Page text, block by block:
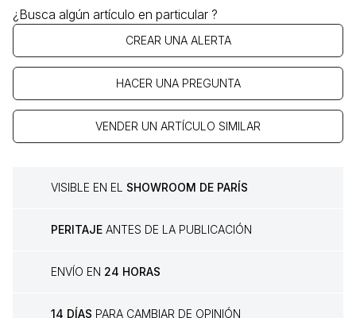
¿Busca algún artículo en particular ?
CREAR UNA ALERTA
HACER UNA PREGUNTA
VENDER UN ARTÍCULO SIMILAR
VISIBLE EN EL SHOWROOM DE PARÍS
PERITAJE ANTES DE LA PUBLICACIÓN
ENVÍO EN 24 HORAS
14 DÍAS PARA CAMBIAR DE OPINIÓN